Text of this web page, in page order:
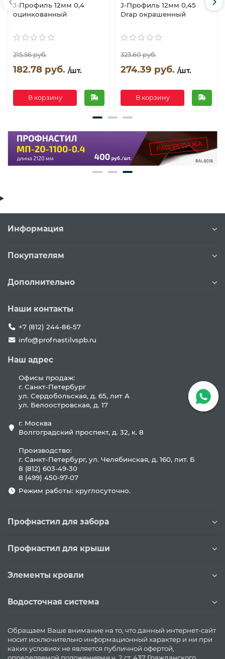
J-Профиль 12мм 0,4
оцинкованный
215.56 руб.
182.78 руб. /шт.
В корзину
J-Профиль 12мм 0,45
Drap окрашенный
323.60 руб.
274.39 руб. /шт.
В корзину
Информация
Покупателям
Дополнительно
Наши контакты
+7 (812) 244-86-57
info@profnastilvspb.ru
Наш адрес
Офисы продаж:
г. Санкт-Петербург
ул. Сердобольская, д. 65, лит А
ул. Белоостровская, д. 17
г. Москва
Волгоградский проспект, д. 32, к. 8
Производство:
г. Санкт-Петербург, ул. Челябинская, д. 160, лит. Б
8 (812) 603-49-30
8 (499) 450-97-07
Режим работы: круглосуточно.
Профнастил для забора
Профнастил для крыши
Элементы кровли
Водосточная система
Обращаем Ваше внимание на то, что данный интернет-сайт
носит исключительно информационный характер и ни при
каких условиях не является публичной офертой,